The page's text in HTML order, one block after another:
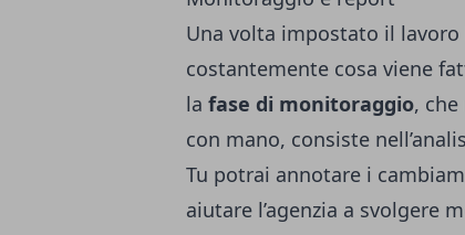
Una volta impostato il lavoro
costantemente cosa viene
la fase di monitoraggio,
con mano, consiste
Tu potrai annotare i
aiutare l’agenzia a svolgere